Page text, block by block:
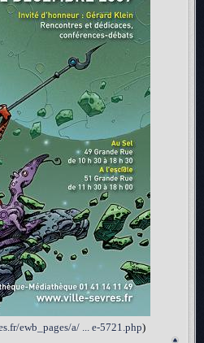
ewb_pages/a/ ... e-5721.php)